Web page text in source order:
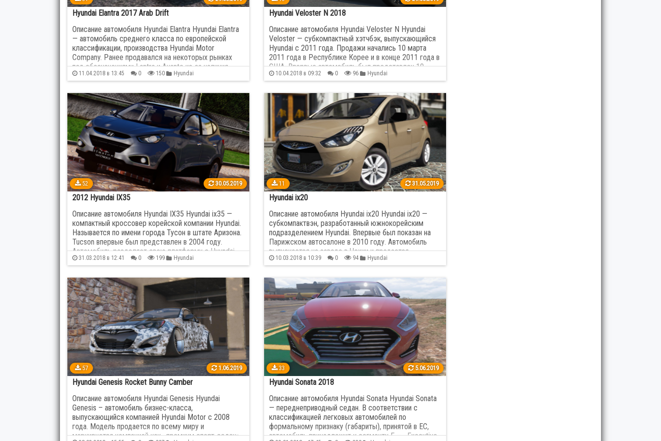
Hyundai Elantra 2017 Arab Drift
Описание автомобиля Hyundai Elantra Hyundai Elantra
— автомобиль среднего класса по европейской
классификации, производства Hyundai Motor
Company. Ранее продавался на некоторых рынках
под обозначениями Lantra и Avante из-за наличия
претензий к названию Elantra со стороны
…
11.04.2018 в 13:45 0 150 Hyundai
Hyundai Veloster N 2018
Описание автомобиля Hyundai Veloster N Hyundai
Veloster — субкомпактный хэтчбэк, выпускающийся
Hyundai с 2011 года. Продажи начались 10 марта
2011 года в Республике Корее и в конце 2011 года в
США. Впервые автомобиль был представлен 10
января 2011 года…
10.04.2018 в 09:32 0 96 Hyundai
52 30.05.2019
2012 Hyundai IX35
Описание автомобиля Hyundai IX35 Hyundai ix35 —
компактный кроссовер корейской компании Hyundai.
Называется по имени города Тусон в штате Аризона.
Tucson впервые был представлен в 2004 году.
Автомобиль разделяет свою платформу с Hyundai
Elantra и Kia Sportage. В 2010 году был…
31.03.2018 в 12:41 0 199 Hyundai
11 31.05.2019
Hyundai ix20
Описание автомобиля Hyundai ix20 Hyundai ix20 —
субкомпактвэн, разработанный южнокорейским
подразделением Hyundai. Впервые был показан на
Парижском автосалоне в 2010 году. Автомобиль
выпускается на заводе в Чехии и продается
исключительно в странах Европы. Автомобиль занял
10.03.2018 в 10:39 0 94 Hyundai
57 1.06.2019
Hyundai Genesis Rocket Bunny Camber
Описание автомобиля Hyundai Genesis Hyundai
Genesis – автомобиль бизнес-класса,
выпускающийся компанией Hyundai Motor с 2008
года. Модель продается по всему миру и
маркируется компанией как «премиум спорт-седан».
33 5.06.2019
Hyundai Sonata 2018
Описание автомобиля Hyundai Sonata Hyundai Sonata
— переднеприводный седан. В соответствии с
классификацией легковых автомобилей по
формальному признаку (габариты), принятой в ЕС,
автомобиль принадлежит к сегменту E — «Executive